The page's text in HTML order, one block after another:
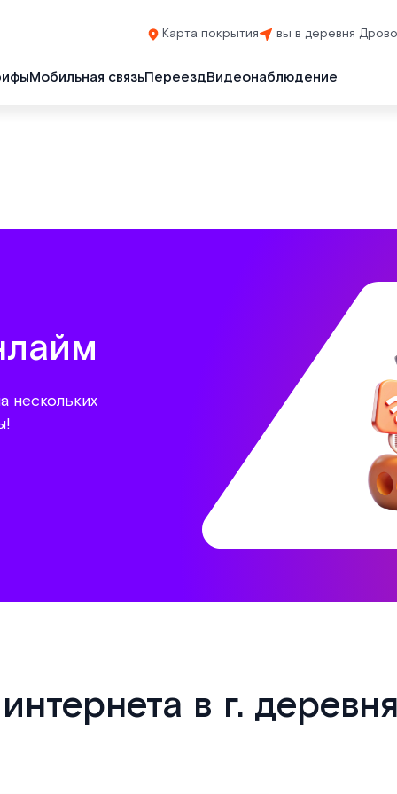
Карта покрытия вы в деревня
Мобильная связьПереездВидеонаблюдение
нескольких
в г. деревня